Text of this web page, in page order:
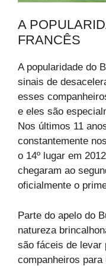
A
FRANCÊS
A popularidade do
sinais de
esses
e eles são
Nos últimos 11
constantemente
o 14º lugar em
chegaram ao
oficialmente o
Parte do apelo do
natureza
são fáceis de levar
companheiros